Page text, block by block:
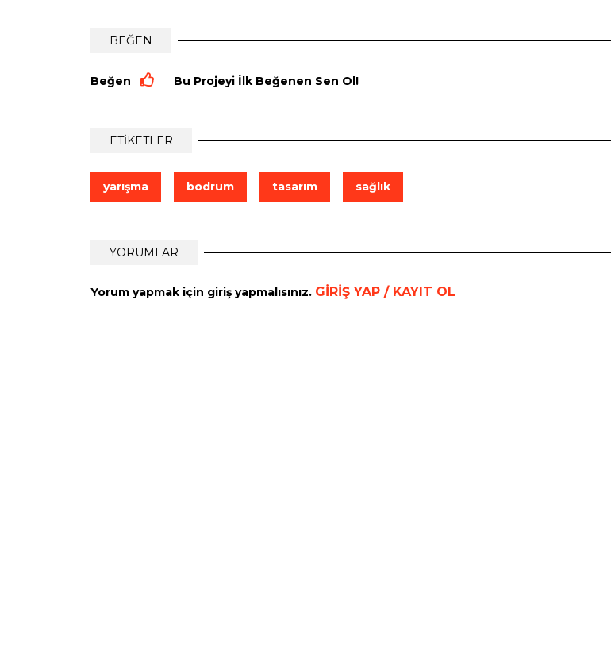
BEĞEN
Beğen Bu Projeyi İlk Beğenen Sen Ol!
ETİKETLER
yarışma bodrum tasarım sağlık
YORUMLAR
Yorum yapmak için giriş yapmalısınız. GİRİŞ YAP / KAYIT OL